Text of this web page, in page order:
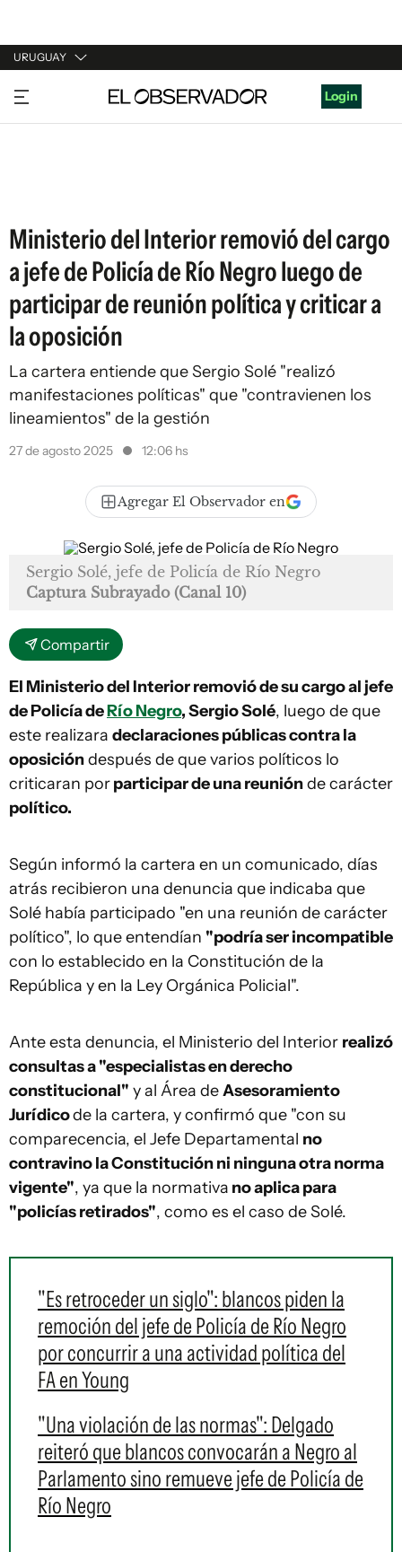
URUGUAY
URUGUAY
ARGENTINA
Login
Ministerio del Interior removió del cargo
a jefe de Policía de Río Negro luego de
participar de reunión política y criticar a
la oposición
La cartera entiende que Sergio Solé "realizó
manifestaciones políticas" que "contravienen los
lineamientos" de la gestión
27 de agosto 2025 12:06 hs
Agregar El Observador en
Sergio Solé, jefe de Policía de Río Negro
Captura Subrayado (Canal 10)
Compartir
El Ministerio del Interior removió de su cargo al jefe
de Policía deRío Negro, Sergio Solé, luego de que
este realizara declaraciones públicas contra la
oposicióndespués de que varios políticos lo
criticaran porparticipar de una reuniónde carácter
político.
Según informó la cartera en un comunicado, días
atrás recibieron una denuncia que indicaba que
Solé había participado "en una reunión de carácter
político", lo que entendían "podría ser incompatible
con lo establecido en la Constitución de la
República y en la Ley Orgánica Policial".
Ante esta denuncia, el Ministerio del Interior realizó
consultas a "especialistas en derecho
constitucional" y al Área deAsesoramiento
Jurídicode la cartera, y confirmó que "con su
comparecencia, el Jefe Departamental no
contravino la Constitución ni ninguna otra norma
vigente", ya que la normativa no aplica para
"policías retirados", como es el caso de Solé.
"Es retroceder un siglo": blancos piden la
remoción del jefe de Policía de Río Negro
por concurrir a una actividad política del
FA en Young
"Una violación de las normas": Delgado
reiteró que blancos convocarán a Negro al
Parlamento sino remueve jefe de Policía de
Río Negro